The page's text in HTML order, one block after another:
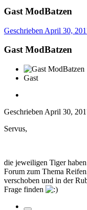
Gast ModBatzen
Geschrieben April 30,
Gast ModBatzen
Gast
Geschrieben April 30,
Servus,
die jeweiligen Tiger
Forum zum Thema
verschoben und in der
Frage finden